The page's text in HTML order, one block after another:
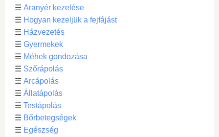
☰ Aranyér kezelése
☰ Hogyan kezeljük a fejfájást
☰ Házvezetés
☰ Gyermekek
☰ Méhek gondozása
☰ Szőrápolás
☰ Arcápolás
☰ Állatápolás
☰ Testápolás
☰ Bőrbetegségek
☰ Egészség